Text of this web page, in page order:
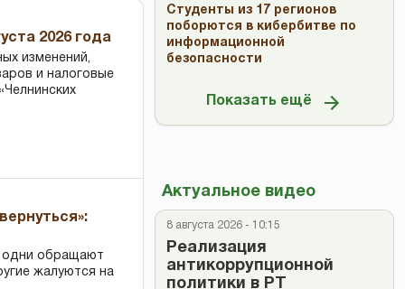
2026 года
изменений,
и налоговые
одни обращают
жалуются на
Студенты из 17 регионов
поборются в кибербитве по
информационной
безопасности
Показать ещё
Актуальное видео
8 августа 2026 - 10:15
Реализация
антикоррупционной
политики в РТ